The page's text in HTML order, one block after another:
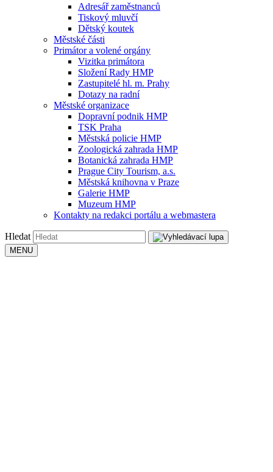
Adresář zaměstnanců
Tiskový mluvčí
Dětský koutek
Městské části
Primátor a volené orgány
Vizitka primátora
Složení Rady HMP
Zastupitelé hl. m. Prahy
Dotazy na radní
Městské organizace
Dopravní podnik HMP
TSK Praha
Městská policie HMP
Zoologická zahrada HMP
Botanická zahrada HMP
Prague City Tourism, a.s.
Městská knihovna v Praze
Galerie HMP
Muzeum HMP
Kontakty na redakci portálu a webmastera
Hledat
MENU